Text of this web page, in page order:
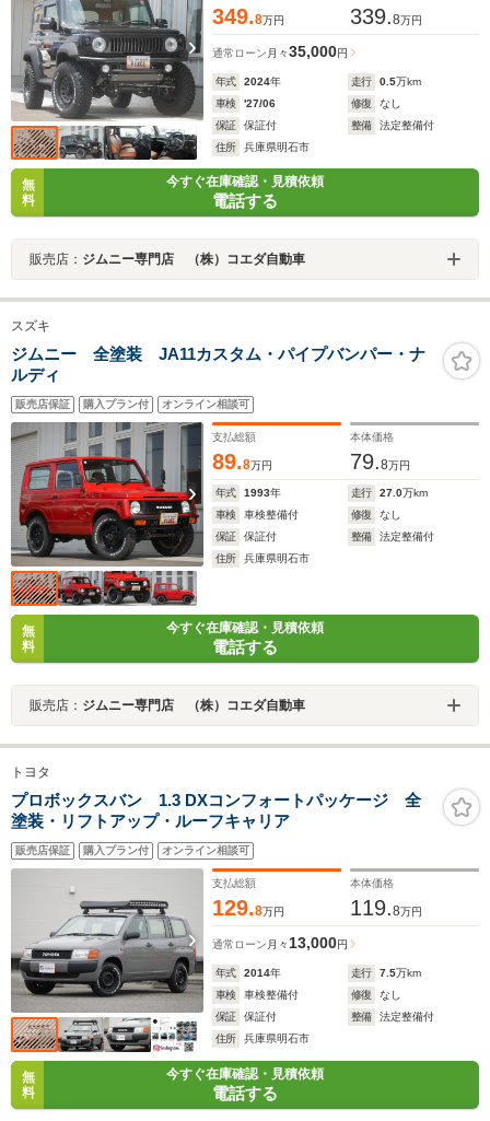
349.8万円 339.8万円
通常ローン 月々35,000円
年式 2024年 走行 0.5万km
車検
'27/06 修復
なし
保証
保証付 整備
法定整備付
住所
兵庫県明石市
無
料
今すぐ在庫確認・見積依頼
電話する
販売店： ジムニー専門店 （株）コエダ自動車
スズキ
ジムニー 全塗装 JA11カスタム・パイプバンパー・ナ
ルディ
販売店保証 購入プラン付 オンライン相談可
支払総額
89.8万円
本体価格
79.8万円
年式 1993年 走行 27.0万km
車検
車検整備付 修復
なし
保証
保証付 整備
法定整備付
住所
兵庫県明石市
無
料
今すぐ在庫確認・見積依頼
電話する
販売店： ジムニー専門店 （株）コエダ自動車
トヨタ
プロボックスバン 1.3 DXコンフォートパッケージ 全
塗装・リフトアップ・ルーフキャリア
販売店保証 購入プラン付 オンライン相談可
支払総額
129.8万円
本体価格
119.8万円
通常ローン 月々13,000円
年式 2014年 走行 7.5万km
車検
車検整備付 修復
なし
保証
保証付 整備
法定整備付
住所
兵庫県明石市
無
料
今すぐ在庫確認・見積依頼
電話する